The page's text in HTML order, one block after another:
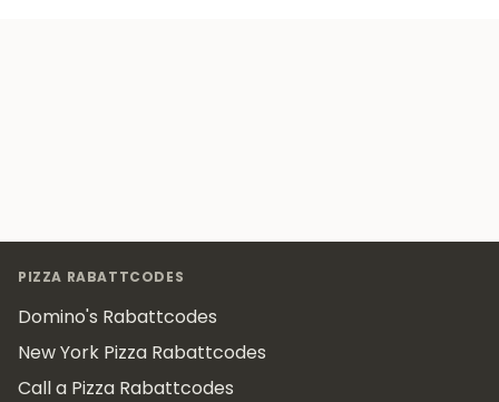
PIZZA RABATTCODES
Domino's Rabattcodes
New York Pizza Rabattcodes
Call a Pizza Rabattcodes